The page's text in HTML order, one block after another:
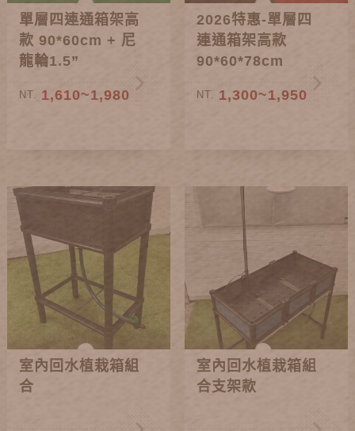
單層四連通箱架高
款 90*60cm + 尼
龍輪1.5”
NT. 1,610~1,980
2026特惠-單層四
連通箱架高款
90*60*78cm
NT. 1,300~1,950
室內回水植栽箱組
合
室內回水植栽箱組
合支架款